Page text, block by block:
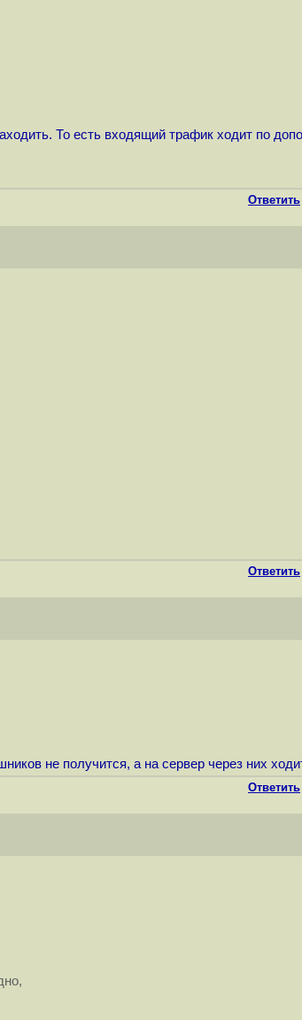
То есть входящий трафик ходит по
Ответить
Ответить
не получится, а на сервер через них
Ответить